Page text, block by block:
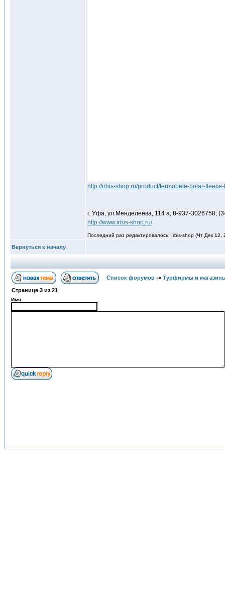
http://irbis-shop.ru/product/termobele-polar-fleece-
г. Уфа, ул.Менделеева, 114 а, 8-937-3026758;
http://www.irbis-shop.ru/
Последний раз редактировалось: Irbis-shop (Чт Дек 12,
Вернуться к началу
Список форумов -> Турфирмы и
Страница 3 из 21
Имя